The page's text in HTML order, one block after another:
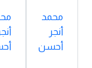
محمد
أنجر
أحسن